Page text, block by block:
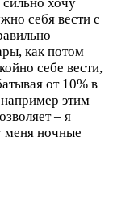
себя вести с
как потом
себе вести,
от 10% в
этим
– я
меня ночные